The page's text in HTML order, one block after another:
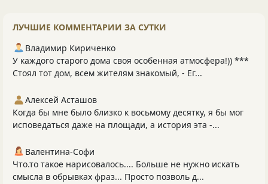
ЛУЧШИЕ КОММЕНТАРИИ ЗА СУТКИ
Владимир Кириченко
У каждого старого дома своя особенная атмосфера!)) ***
Стоял тот дом, всем жителям знакомый, - Ег...
Алексей Асташов
Когда бы мне было близко к восьмому десятку, я бы мог
исповедаться даже на площади, а история эта -...
Валентина-Софи
Что.то такое нарисовалось.... Больше не нужно искать
смысла в обрывках фраз... Просто позволь д...